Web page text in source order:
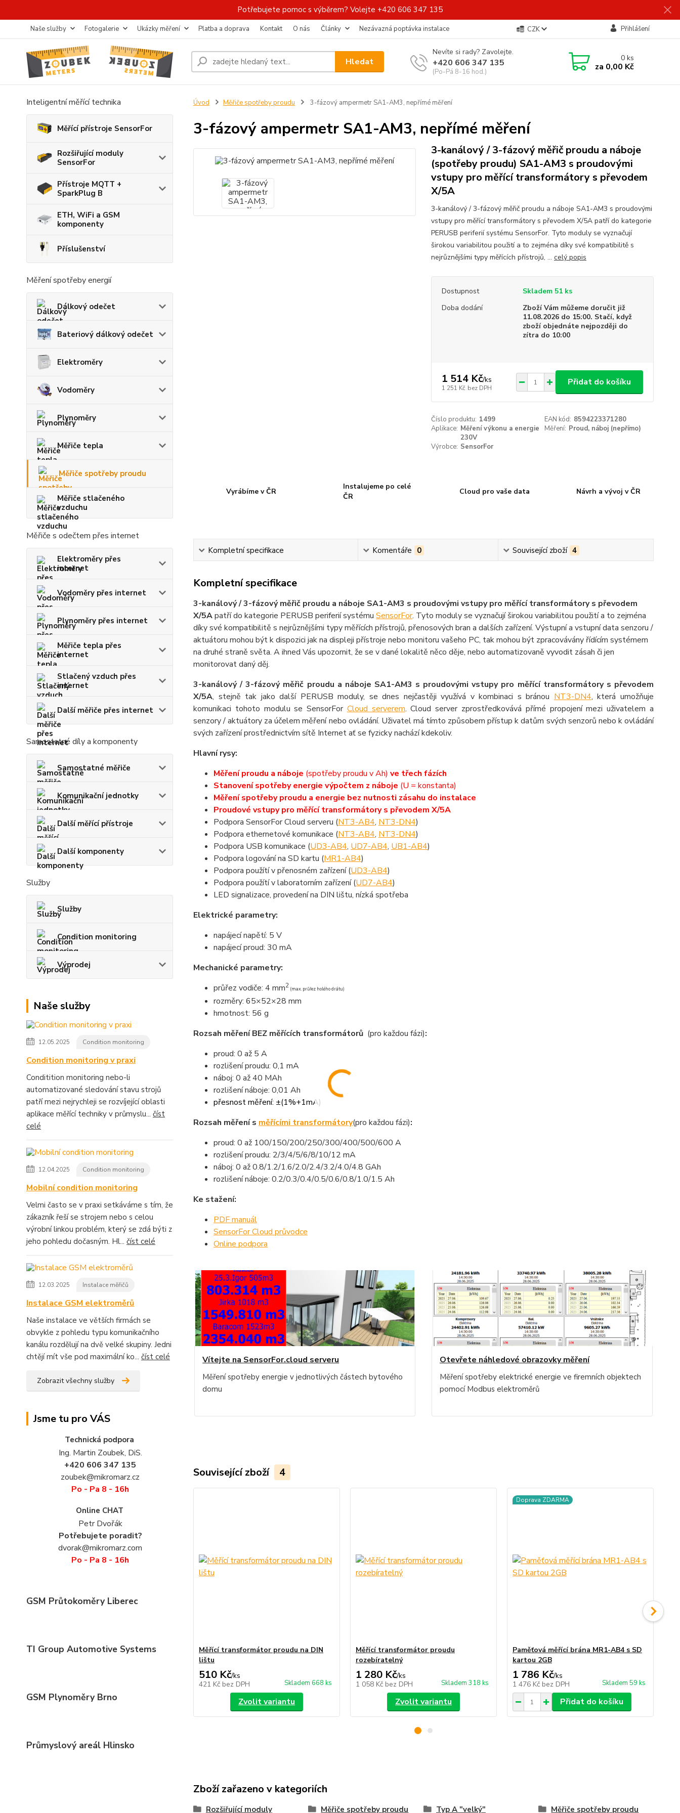
Potřebujete pomoc s výběrem? Volejte +420 606 347 135
Naše služby Fotogalerie Ukázky měření Platba a doprava Kontakt O nás Články Nezávazná poptávka instalace CZK Přihlášení
Hledat
Nevíte si rady? Zavolejte.
+420 606 347 135
(Po-Pá 8-16 hod.)
0ks
za 0,00 Kč
Inteligentní měřící technika
Měřící přístroje SensorFor
Rozšiřující moduly
SensorFor
Přístroje MQTT +
SparkPlug B
ETH, WiFi a GSM
komponenty
Příslušenství
Měření spotřeby energií
Dálkový odečet
Bateriový dálkový odečet
Elektroměry
Vodoměry
Plynoměry
Měřiče tepla
Měřiče spotřeby proudu
Měřiče stlačeného
vzduchu
Měřiče s odečtem přes internet
Elektroměry přes
internet
Vodoměry přes internet
Plynoměry přes internet
Měřiče tepla přes
internet
Stlačený vzduch přes
internet
Další měřiče přes internet
Samostatné díly a komponenty
Samostatné měřiče
Komunikační jednotky
Další měřící přístroje
Další komponenty
Služby
Služby
Condition monitoring
Výprodej
Naše služby
12.05.2025 Condition monitoring
Condition monitoring v praxi
Conditition monitoring nebo-li
automatizované sledování stavu strojů
patří mezi nejrychleji se rozvíjející oblasti
aplikace měřící techniky v průmyslu... číst
celé
12.04.2025 Condition monitoring
Mobilní condition monitoring
Velmi často se v praxi setkáváme s tím, že
zákazník řeší se strojem nebo s celou
výrobní linkou problém, který se zdá býti z
jeho pohledu dočasným. Hl... číst celé
12.03.2025 Instalace měřičů
Instalace GSM elektroměrů
Naše instalace ve větších firmách se
obvykle z pohledu typu komunikačního
kanálu rozdělují na dvě velké skupiny. Jedni
chtějí mít vše pod maximální ko... číst celé
Zobrazit všechny služby
Jsme tu pro VÁS
Technická podpora
Ing. Martin Zoubek, DiS.
+420 606 347 135
zoubek@mikromarz.cz
Po - Pa 8 - 16h
Online CHAT
Petr Dvořák
Potřebujete poradit?
dvorak@mikromarz.com
Po - Pa 8 - 16h
GSM Průtokoměry Liberec
TI Group Automotive Systems
GSM Plynoměry Brno
Průmyslový areál Hlinsko
Úvod Měřiče spotřeby proudu 3-fázový ampermetr SA1-AM3, nepřímé měření
3-fázový ampermetr SA1-AM3, nepřímé měření
3-kanálový / 3-fázový měřič proudu a náboje
(spotřeby proudu) SA1-AM3 s proudovými
vstupy pro měřící transformátory s převodem
X/5A
3-kanálový / 3-fázový měřič proudu a náboje SA1-AM3 s proudovými
vstupy pro měřící transformátory s převodem X/5A patří do kategorie
PERUSB periferií systému SensorFor. Tyto moduly se vyznačují
širokou variabilitou použití a to zejména díky své kompatibilitě s
nejrůznějšími typy měřících přístrojů, ... celý popis
Dostupnost
Skladem 51 ks
Doba dodání
Zboží Vám můžeme doručit již
11.08.2026 do 15:00. Stačí, když
zboží objednáte nejpozději do
zítra do 10:00
1 514 Kč/ks
1 251 Kč bez DPH
Přidat do košíku
Číslo produktu: 1499 EAN kód: 8594223371280
Aplikace: Měření výkonu a energie
230V
Měření: Proud, náboj (nepřímo)
Výrobce: SensorFor
Vyrábíme v ČR
Instalujeme po celé
ČR
Cloud pro vaše data Návrh a vývoj v ČR
Kompletní specifikace Komentáře 0 Související zboží 4
Kompletní specifikace
3-kanálový / 3-fázový měřič proudu a náboje SA1-AM3 s proudovými vstupy pro měřící transformátory s převodem
X/5Apatří do kategorie PERUSB periferií systému SensorFor. Tyto moduly se vyznačují širokou variabilitou použití a to zejména
díky své kompatibilitě s nejrůznějšími typy měřících přístrojů, přenosových bran a dalších zařízení. Výstupní a vstupní data senzoru /
aktuátoru mohou být k dispozici jak na displeji přístroje nebo monitoru vašeho PC, tak mohou být zpracovávány řídícím systémem
na druhé straně světa. A ihned Vás upozornit, že se v dané lokalitě něco děje, nebo automatizovaně vyvodit zásah či jen
monitorovat daný děj.
3-kanálový / 3-fázový měřič proudu a náboje SA1-AM3 s proudovými vstupy pro měřící transformátory s převodem
X/5A, stejně tak jako další PERUSB moduly, se dnes nejčastěji využívá v kombinaci s bránou NT3-DN4, která umožňuje
komunikaci tohoto modulu se SensorFor Cloud serverem. Cloud server zprostředkovává přímé propojení mezi uživatelem a
senzory / aktuátory za účelem měření nebo ovládání. Uživatel má tímto způsobem přístup k datům svých senzorů nebo k ovládání
svých zařízení prostřednictvím sítě Internet ať se fyzicky nachází kdekoliv.
Hlavní rysy:
Měření proudu a náboje (spotřeby proudu v Ah) ve třech fázích
Stanovení spotřeby energie výpočtem z náboje (U = konstanta)
Měření spotřeby proudu a energie bez nutnosti zásahu do instalace
Proudové vstupy pro měřící transformátory s převodem X/5A
Podpora SensorFor Cloud serveru (NT3-AB4, NT3-DN4)
Podpora ethernetové komunikace (NT3-AB4, NT3-DN4)
Podpora USB komunikace (UD3-AB4, UD7-AB4, UB1-AB4)
Podpora logování na SD kartu (MR1-AB4)
Podpora použítí v přenosném zařízení (UD3-AB4)
Podpora použítí v laboratorním zařízení (UD7-AB4)
LED signalizace, provedení na DIN lištu, nízká spotřeba
Elektrické parametry:
napájecí napětí: 5 V
napájecí proud: 30 mA
Mechanické parametry:
průřez vodiče: 4 mm2(max. průřez holého drátu)
rozměry: 65×52×28 mm
hmotnost: 56 g
Rozsah měření BEZ měřících transformátorů (pro každou fázi):
proud: 0 až 5 A
rozlišení proudu: 0,1 mA
náboj: 0 až 40 MAh
rozlišení náboje: 0,01 Ah
přesnost měření: ±(1%+1mA)
Rozsah měření s měřícími transformátory(pro každou fázi):
proud: 0 až 100/150/200/250/300/400/500/600 A
rozlišení proudu: 2/3/4/5/6/8/10/12 mA
náboj: 0 až 0.8/1.2/1.6/2.0/2.4/3.2/4.0/4.8 GAh
rozlišení náboje: 0.2/0.3/0.4/0.5/0.6/0.8/1.0/1.5 Ah
Ke stažení:
PDF manuál
SensorFor Cloud průvodce
Online podpora
Vítejte na SensorFor.cloud serveru
Měření spotřeby energie v jednotlivých částech bytového
domu
Otevřete náhledové obrazovky měření
Měření spotřeby elektrické energie ve firemních objektech
pomocí Modbus elektroměrů
Související zboží 4
Měřící transformátor proudu na DIN
lištu
510 Kč/ks
421 Kč bez DPH Skladem 668 ks
Zvolit variantu
Měřící transformátor proudu
rozebíratelný
1 280 Kč/ks
1 058 Kč bez DPH Skladem 318 ks
Zvolit variantu
Doprava ZDARMA
Paměťová měřící brána MR1-AB4 s SD
kartou 2GB
1 786 Kč/ks
1 476 Kč bez DPH Skladem 59 ks
Přidat do košíku
Zboží zařazeno v kategoriích
Rozšiřující moduly Měřiče spotřeby proudu Typ A "velký" Měřiče spotřeby proudu